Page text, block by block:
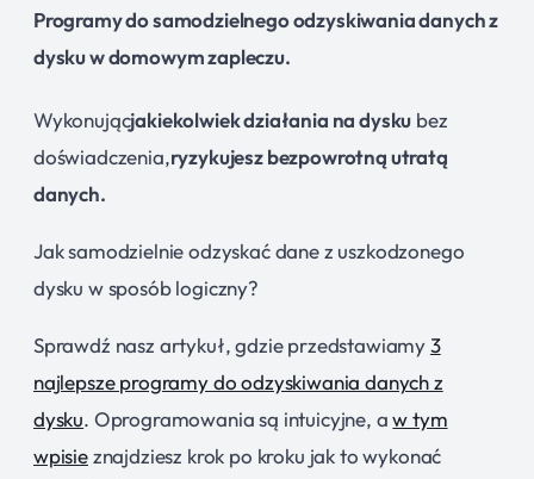
Programy do samodzielnego odzyskiwania danych z
dysku w domowym zapleczu.
Wykonującjakiekolwiek działania na dysku bez
doświadczenia,ryzykujesz bezpowrotną utratą
danych.
Jak samodzielnie odzyskać dane z uszkodzonego
dysku w sposób logiczny?
Sprawdź nasz artykuł, gdzie przedstawiamy3
najlepsze programy do odzyskiwania danych z
dysku. Oprogramowania są intuicyjne, aw tym
wpisieznajdziesz krok po kroku jak to wykonać